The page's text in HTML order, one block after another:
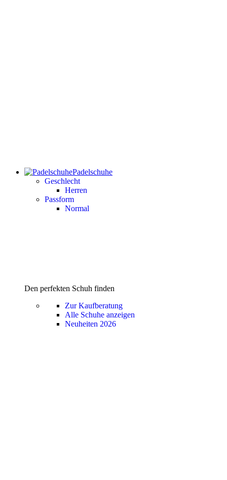
Padelschuhe
Geschlecht
Herren
Passform
Normal
Den perfekten Schuh finden
Zur Kaufberatung
Alle Schuhe anzeigen
Neuheiten 2026